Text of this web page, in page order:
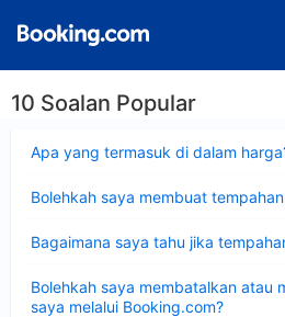
10 Soalan Popular
Apa yang termasuk di dalam
Bolehkah saya membuat
Bagaimana saya tahu jika
Bolehkah saya membatalkan atau
saya melalui Booking.com?